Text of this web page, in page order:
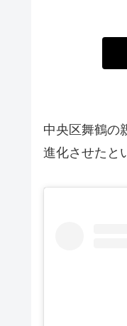
中央区舞鶴の
進化させたと